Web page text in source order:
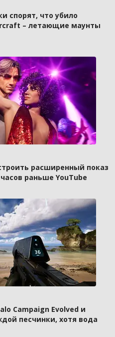
спорят, что убило
– летающие маунты
расширенный показ
раньше YouTube
Campaign Evolved и
песчинки, хотя вода